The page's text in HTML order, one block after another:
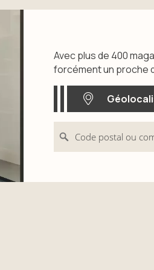
Avec plus de 400
forcément un proche
Code postal ou